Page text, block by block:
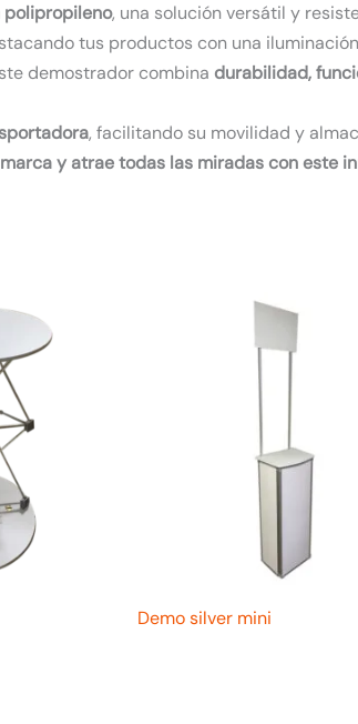
, una solución versátil y
tus productos con una
demostrador combina durabilidad,
, facilitando su movilidad y
y atrae todas las miradas con este
Demo silver mini